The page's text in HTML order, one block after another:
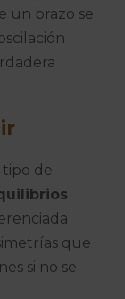
un brazo se
tipo de
que
si no se